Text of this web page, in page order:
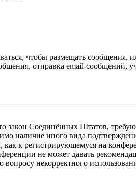
чтобы размещать сообщения,
отправка email-сообщений,
закон Соединённых Штатов,
наличие иного вида
к регистрирующемуся на
не может давать
некорректного